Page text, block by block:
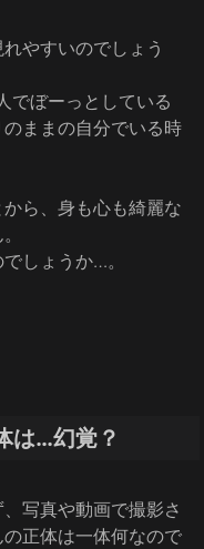
やすいのでしょう
でぼーっとしている
ままの自分でいる時
ら、身も心も綺麗な
しょうか…。
は…幻覚？
写真や動画で撮影さ
正体は一体何なので